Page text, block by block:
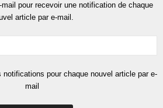
pour recevoir une notification de chaque
article par e-mail.
pour chaque nouvel article par e-
mail